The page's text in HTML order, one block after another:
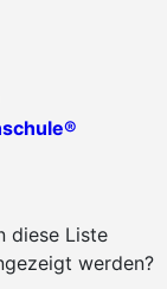
diese Liste
werden?